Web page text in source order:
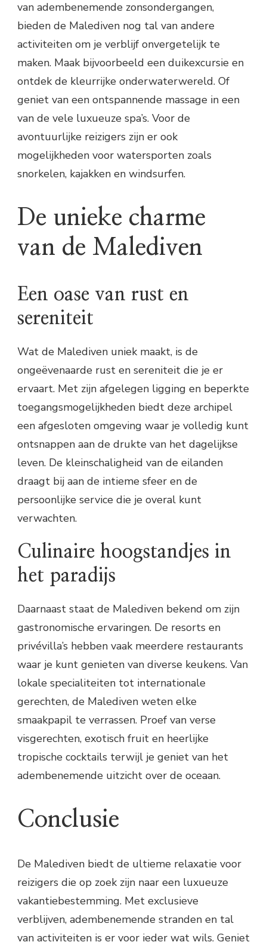
van adembenemende zonsondergangen,
bieden de Malediven nog tal van andere
activiteiten om je verblijf onvergetelijk te
maken. Maak bijvoorbeeld een duikexcursie en
ontdek de kleurrijke onderwaterwereld. Of
geniet van een ontspannende massage in een
van de vele luxueuze spa’s. Voor de
avontuurlijke reizigers zijn er ook
mogelijkheden voor watersporten zoals
snorkelen, kajakken en windsurfen.
De unieke charme
van de Malediven
Een oase van rust en
sereniteit
Wat de Malediven uniek maakt, is de
ongeëvenaarde rust en sereniteit die je er
ervaart. Met zijn afgelegen ligging en beperkte
toegangsmogelijkheden biedt deze archipel
een afgesloten omgeving waar je volledig kunt
ontsnappen aan de drukte van het dagelijkse
leven. De kleinschaligheid van de eilanden
draagt bij aan de intieme sfeer en de
persoonlijke service die je overal kunt
verwachten.
Culinaire hoogstandjes in
het paradijs
Daarnaast staat de Malediven bekend om zijn
gastronomische ervaringen. De resorts en
privévilla’s hebben vaak meerdere restaurants
waar je kunt genieten van diverse keukens. Van
lokale specialiteiten tot internationale
gerechten, de Malediven weten elke
smaakpapil te verrassen. Proef van verse
visgerechten, exotisch fruit en heerlijke
tropische cocktails terwijl je geniet van het
adembenemende uitzicht over de oceaan.
Conclusie
De Malediven biedt de ultieme relaxatie voor
reizigers die op zoek zijn naar een luxueuze
vakantiebestemming. Met exclusieve
verblijven, adembenemende stranden en tal
van activiteiten is er voor ieder wat wils. Geniet